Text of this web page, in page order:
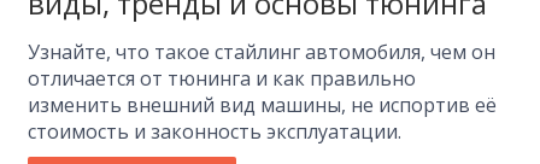
Узнайте, что такое стайлинг автомобиля, чем он
отличается от тюнинга и как правильно
изменить внешний вид машины, не испортив её
стоимость и законность эксплуатации.